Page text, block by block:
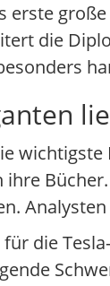
erste
die
wichtigste
die